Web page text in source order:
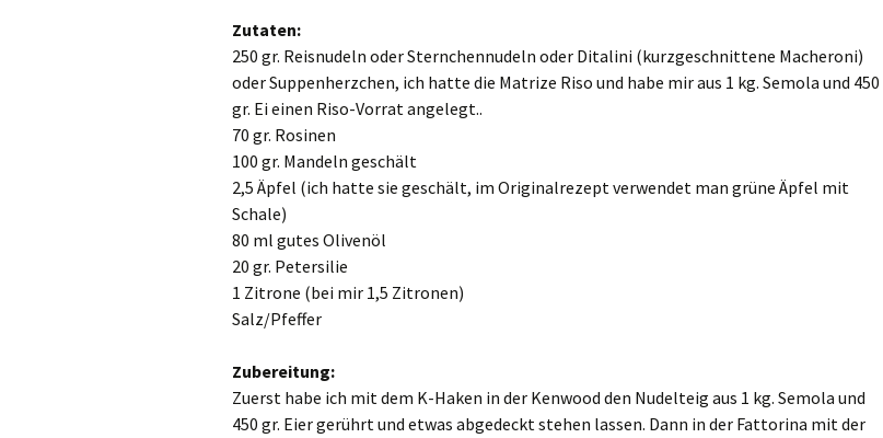
Zutaten:
250 gr. Reisnudeln oder Sternchennudeln oder Ditalini (kurzgeschnittene Macheroni)
oder Suppenherzchen, ich hatte die Matrize Riso und habe mir aus 1 kg. Semola und 450
gr. Ei einen Riso-Vorrat angelegt..
70 gr. Rosinen
100 gr. Mandeln geschält
2,5 Äpfel (ich hatte sie geschält, im Originalrezept verwendet man grüne Äpfel mit
Schale)
80 ml gutes Olivenöl
20 gr. Petersilie
1 Zitrone (bei mir 1,5 Zitronen)
Salz/Pfeffer
Zubereitung:
Zuerst habe ich mit dem K-Haken in der Kenwood den Nudelteig aus 1 kg. Semola und
450 gr. Eier gerührt und etwas abgedeckt stehen lassen. Dann in der Fattorina mit der